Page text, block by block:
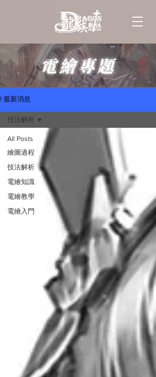
電繪專題
! 最新消息
All Posts
繪圖過程
技法解析
電繪知識
電繪教學
電繪入門
技法解析